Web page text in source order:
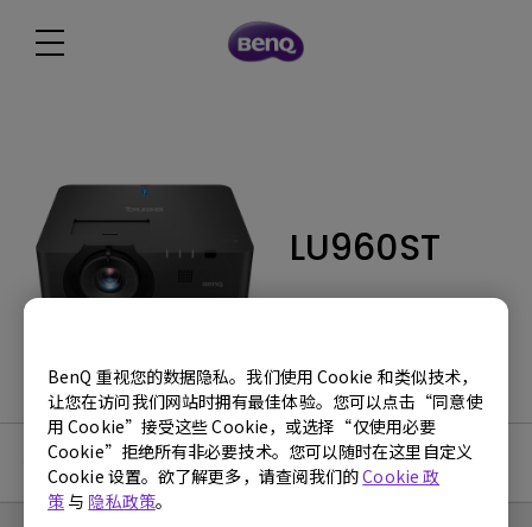
BenQ 重视您的数据隐私。我们使用 Cookie 和类似技术，
让您在访问我们网站时拥有最佳体验。您可以点击“同意使
用 Cookie”接受这些 Cookie，或选择“仅使用必要
Cookie”拒绝所有非必要技术。您可以随时在这里自定义
Cookie 设置。欲了解更多，请查阅我们的Cookie 政
策 与 隐私政策。
LU960ST
使用手册